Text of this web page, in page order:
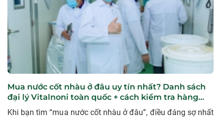
Mua nước cốt nhàu ở đâu uy tín nhất? Danh sách
đại lý Vitalnoni toàn quốc + cách kiểm tra hàng
chính hãng
Khi bạn tìm “mua nước cốt nhàu ở đâu”, điều đáng sợ nhất